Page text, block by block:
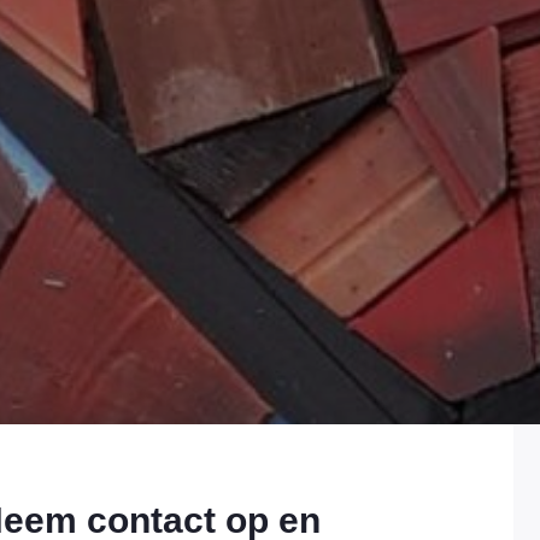
contact op en